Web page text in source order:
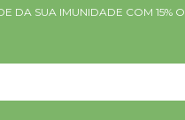
DA SUA IMUNIDADE COM 15%